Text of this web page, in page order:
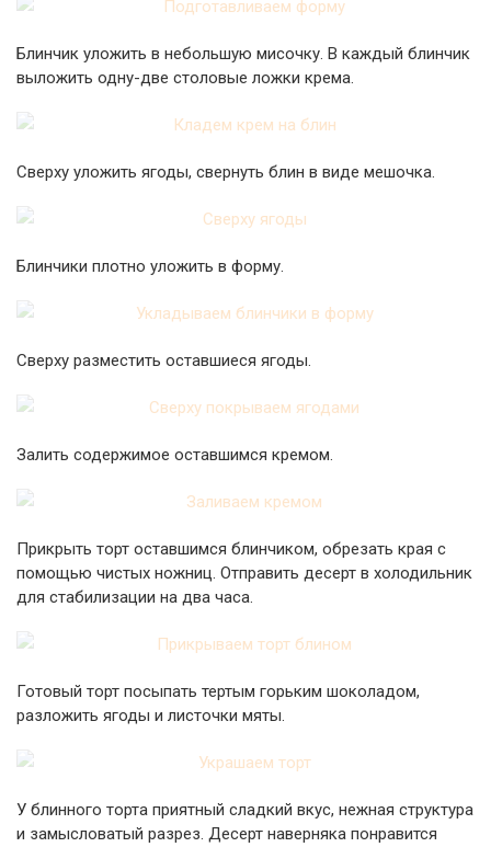
Блинчик уложить в небольшую мисочку. В каждый блинчик
выложить одну-две столовые ложки крема.
Сверху уложить ягоды, свернуть блин в виде мешочка.
Блинчики плотно уложить в форму.
Сверху разместить оставшиеся ягоды.
Залить содержимое оставшимся кремом.
Прикрыть торт оставшимся блинчиком, обрезать края с
помощью чистых ножниц. Отправить десерт в холодильник
для стабилизации на два часа.
Готовый торт посыпать тертым горьким шоколадом,
разложить ягоды и листочки мяты.
У блинного торта приятный сладкий вкус, нежная структура
и замысловатый разрез. Десерт наверняка понравится